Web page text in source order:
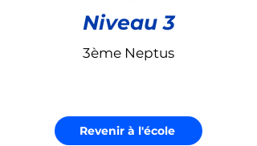
Niveau 3
3ème Neptus
Revenir à l'école